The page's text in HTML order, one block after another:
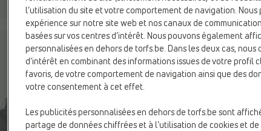
l’utilisation du site et votre comportement de navigation.
expérience sur notre site web et nos canaux de
basées sur vos centres d’intérêt. Nous pouvons également
personnalisées en dehors de torfs.be. Dans les deux cas, nous
d’intérêt en combinant des informations issues de votre profil
favoris, de votre comportement de navigation ainsi que des
votre consentement à cet effet.
Les publicités personnalisées en dehors de torfs.be sont
partage de données chiffrées et à l’utilisation de cookies et